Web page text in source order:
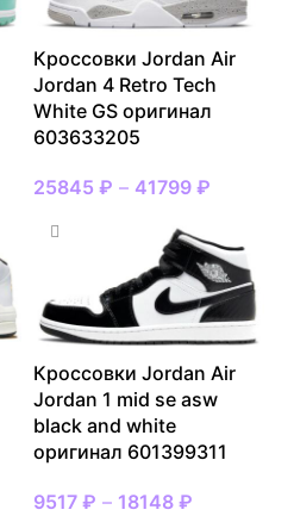
Кроссовки Jordan Air
Jordan 4 Retro Tech
White GS оригинал
603633205
25845 ₽ – 41799 ₽
Кроссовки Jordan Air
Jordan 1 mid se asw
black and white
оригинал 601399311
9517 ₽ – 18148 ₽